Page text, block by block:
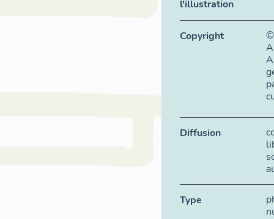
l'illustration
Copyright
Diffusion
Type